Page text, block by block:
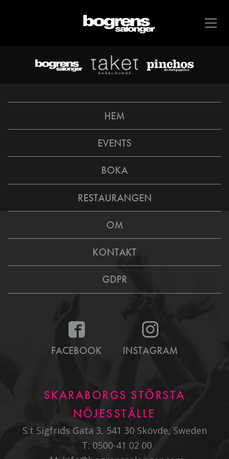
HEM
EVENTS
BOKA
RESTAURANGEN
OM
KONTAKT
GDPR
FACEBOOK INSTAGRAM
SKARABORGS STÖRSTA
NÖJESSTÄLLE
S:t Sigfrids Gata 3, 541 30 Skövde, Sweden
T: 0500-41 02 00